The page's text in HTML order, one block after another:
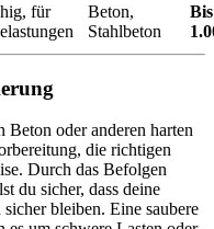
für
Beton,
Stahlbeton
Beton oder anderen harten
die richtigen
Durch das Befolgen
du sicher, dass deine
bleiben. Eine saubere